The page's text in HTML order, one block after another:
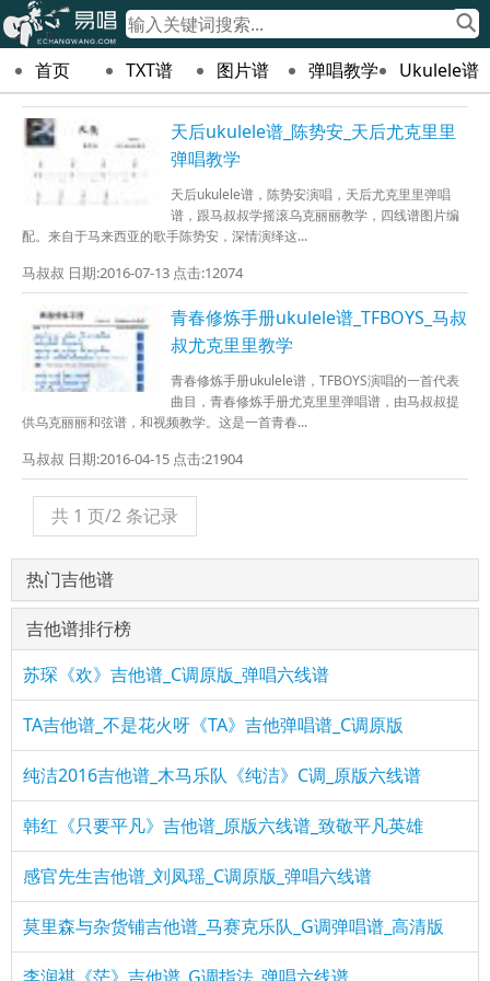
首页 TXT谱 图片谱 弹唱教学 Ukulele谱
天后ukulele谱_陈势安_天后尤克里里
弹唱教学
天后ukulele谱，陈势安演唱，天后尤克里里弹唱
谱，跟马叔叔学摇滚乌克丽丽教学，四线谱图片编
配。来自于马来西亚的歌手陈势安，深情演绎这...
马叔叔 日期:2016-07-13 点击:12074
青春修炼手册ukulele谱_TFBOYS_马叔
叔尤克里里教学
青春修炼手册ukulele谱，TFBOYS演唱的一首代表
曲目，青春修炼手册尤克里里弹唱谱，由马叔叔提
供乌克丽丽和弦谱，和视频教学。这是一首青春...
马叔叔 日期:2016-04-15 点击:21904
共 1 页/2 条记录
热门吉他谱
吉他谱排行榜
苏琛《欢》吉他谱_C调原版_弹唱六线谱
TA吉他谱_不是花火呀《TA》吉他弹唱谱_C调原版
纯洁2016吉他谱_木马乐队《纯洁》C调_原版六线谱
韩红《只要平凡》吉他谱_原版六线谱_致敬平凡英雄
感官先生吉他谱_刘凤瑶_C调原版_弹唱六线谱
莫里森与杂货铺吉他谱_马赛克乐队_G调弹唱谱_高清版